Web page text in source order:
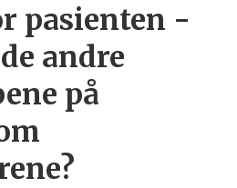
pasienten -
andre
på